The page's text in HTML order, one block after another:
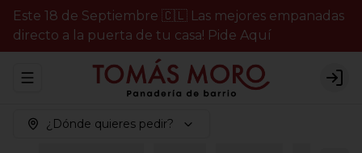
Este 18 de Septiembre 🇨🇱 Las mejores empanadas
directo a la puerta de tu casa! Pide Aquí
Abrir menu de navegación
¿Dónde quieres pedir?